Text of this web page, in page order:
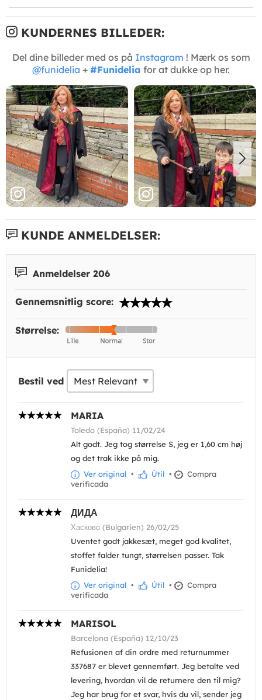
KUNDERNES BILLEDER:
Del dine billeder med os på Instagram ! Mærk os som
@funidelia + #Funidelia for at dukke op her.
KUNDE ANMELDELSER:
Anmeldelser 206
Gennemsnitlig score:
Størrelse:
Bestil ved
MARIA
Toledo (España) 11/02/24
Alt godt. Jeg tog størrelse S, jeg er 1,60 cm høj
og det trak ikke på mig.
Ver original • Útil •
Compra
verificada
ДИДА
Хасково (Bulgarien) 26/02/25
Uventet godt jakkesæt, meget god kvalitet,
stoffet falder tungt, størrelsen passer. Tak
Funidelia!
Ver original • Útil •
Compra
verificada
MARISOL
Barcelona (España) 12/10/23
Refusionen af din ordre med returnummer
337687 er blevet gennemført. Jeg betalte ved
levering, hvordan vil de returnere den til mig?
Jeg har brug for et svar, hvis du vil, sender jeg